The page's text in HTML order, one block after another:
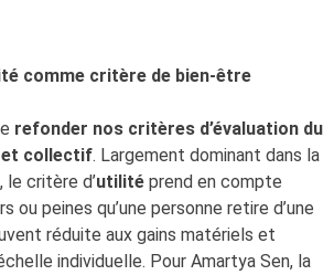
comme critère de bien-être
refonder nos critères d’évaluation du
et collectif. Largement dominant dans la
le critère d’utilité prend en compte
ou peines qu’une personne retire d’une
réduite aux gains matériels et
individuelle. Pour Amartya Sen, la